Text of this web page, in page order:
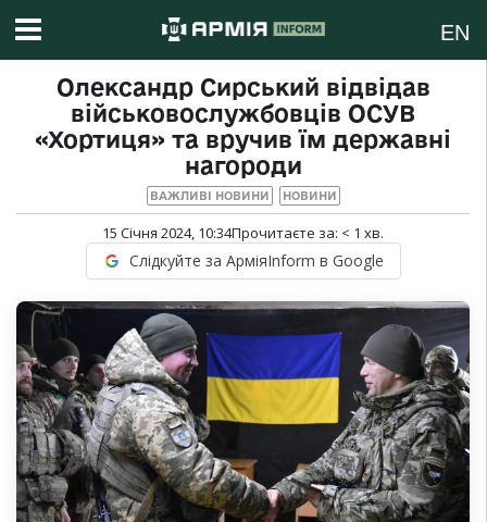
EN
Олександр Сирський відвідав
військовослужбовців ОСУВ
«Хортиця» та вручив їм державні
нагороди
ВАЖЛИВІ НОВИНИ НОВИНИ
15 Січня 2024, 10:34Прочитаєте за: < 1 хв.
Слідкуйте за АрміяInform в Google